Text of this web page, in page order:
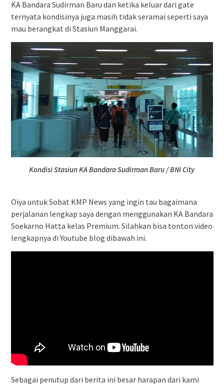
KA Bandara Sudirman Baru dan ketika keluar dari gate
ternyata kondisinya juga masih tidak seramai seperti saya
mau berangkat di Stasiun Manggarai.
Kondisi Stasiun KA Bandara Sudirman Baru / BNI City
Oiya untuk Sobat KMP News yang ingin tau bagaimana
perjalanan lengkap saya dengan menggunakan KA Bandara
Soekarno Hatta kelas Premium. Silahkan bisa tonton video
lengkapnya di Youtube blog dibawah ini.
Sebagai penutup dari berita ini besar harapan dari kami